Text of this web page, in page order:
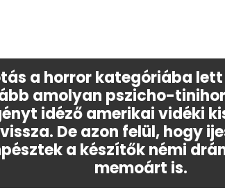
a horror kategóriába
amolyan pszicho-
idéző amerikai vidéki
De azon felül, hogy
a készítők némi
memoárt is.